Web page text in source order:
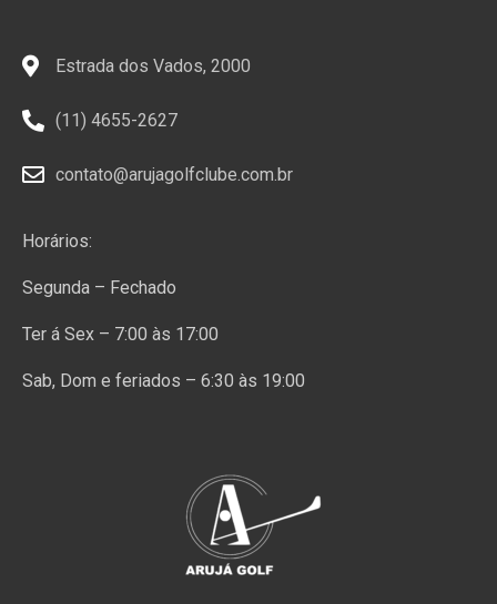
Estrada dos Vados, 2000
(11) 4655-2627
contato@arujagolfclube.com.br
Horários:
Segunda – Fechado
Ter á Sex – 7:00 às 17:00
Sab, Dom e feriados – 6:30 às 19:00